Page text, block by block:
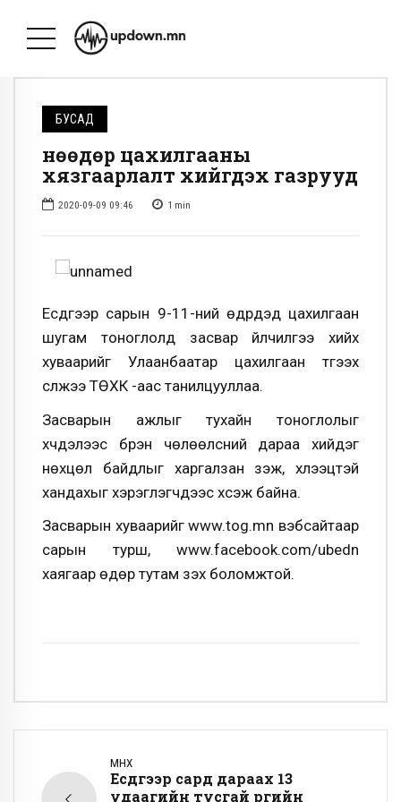
БУСАД
Өнөөдөр цахилгааны
хязгаарлалт хийгдэх газрууд
2020-09-09 09:46 1 min
Есдүгээр сарын 9-11-ний өдрүүдэд цахилгаан
шугам тоноглолд засвар үйлчилгээ хийх
хуваарийг Улаанбаатар цахилгаан түгээх
сүлжээ ТӨХК -аас танилцууллаа.
Засварын ажлыг тухайн тоноглолыг
хүчдэлээс бүрэн чөлөөлсний дараа хийдэг
нөхцөл байдлыг харгалзан үзэж, хүлээцтэй
хандахыг хэрэглэгчдээс хүсэж байна.
Засварын хуваарийг www.tog.mn вэбсайтаар
сарын турш, www.facebook.com/ubedn
хаягаар өдөр тутам үзэх боломжтой.
ӨМНӨХ
Есдүгээр сард дараах 13
удаагийн тусгай үүргийн